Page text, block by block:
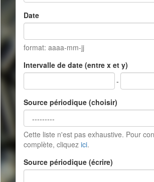
Date
format: aaaa-mm-jj
Intervalle de date (entre x et y)
-
Source périodique (choisir)
Cette liste n'est pas exhaustive. Pour
complète, cliquez ici.
Source périodique (écrire)